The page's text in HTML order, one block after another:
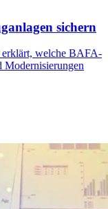
sichern
erklärt, welche BAFA-
Modernisierungen